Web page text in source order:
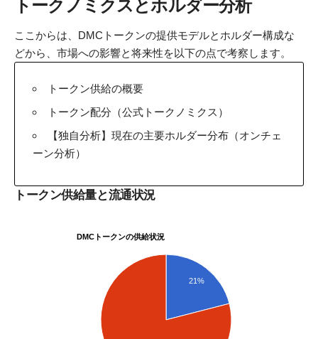
トークノミクスとホルダー分析
ここからは、DMCトークンの提供モデルとホルダー構成な
どから、市場への影響と将来性を以下の点で考察します。
トークン供給の概要
トークン配分（公式トークノミクス）
【独自分析】現在の主要ホルダー分布（オンチェ
ーン分析）
トークン供給量と流通状況
DMCトークンの供給状況
21%